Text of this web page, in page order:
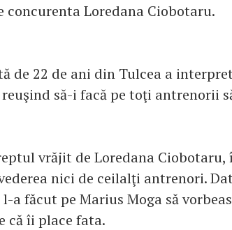
concurenta Loredana Ciobotaru.
de 22 de ani din Tulcea a
să-i facă pe toţi antrenorii
vrăjit de Loredana Ciobotaru,
nici de ceilalţi antrenori.
a făcut pe Marius Moga să
că îi place fata.